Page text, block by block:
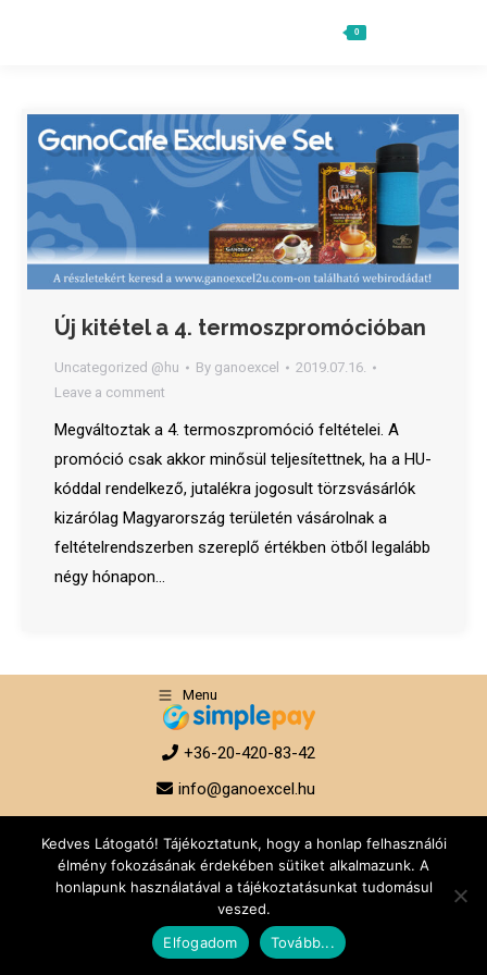
0
Új kitétel a 4. termoszpromócióban
Uncategorized @hu By ganoexcel
2019.07.16.
Leave a comment
Megváltoztak a 4. termoszpromóció feltételei. A
promóció csak akkor minősül teljesítettnek, ha a HU-
kóddal rendelkező, jutalékra jogosult törzsvásárlók
kizárólag Magyarország területén vásárolnak a
feltételrendszerben szereplő értékben ötből legalább
négy hónapon…
Menu
+36-20-420-83-42
info@ganoexcel.hu
Kedves Látogató! Tájékoztatunk, hogy a honlap felhasználói
élmény fokozásának érdekében sütiket alkalmazunk. A
honlapunk használatával a tájékoztatásunkat tudomásul
veszed.
Elfogadom
Tovább...